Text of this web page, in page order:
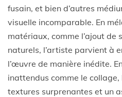
fusain, et bien d’autres
visuelle incomparable. En
matériaux, comme l’ajout de
naturels, l’artiste parvient à
l’œuvre de manière inédite.
inattendus comme le collage,
textures surprenantes et un